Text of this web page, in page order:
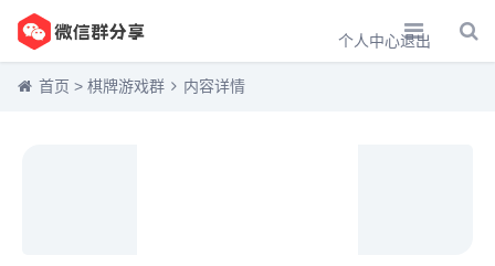
个人中心退出
首页 > 棋牌游戏群 内容详情